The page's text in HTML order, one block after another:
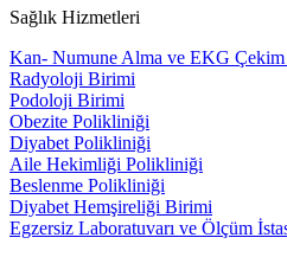
Sağlık Hizmetleri
Kan- Numune Alma ve EKG
Radyoloji Birimi
Podoloji Birimi
Obezite Polikliniği
Diyabet Polikliniği
Aile Hekimliği Polikliniği
Beslenme Polikliniği
Diyabet Hemşireliği Birimi
Egzersiz Laboratuvarı ve Ölçüm